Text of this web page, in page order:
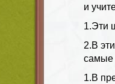
и
1.Эти
2.В
самые
1.В